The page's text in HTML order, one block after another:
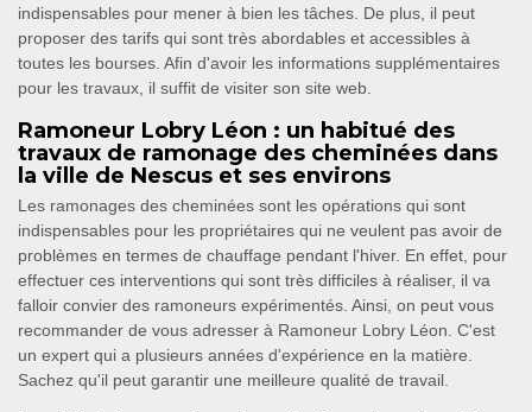
indispensables pour mener à bien les tâches. De plus, il peut
proposer des tarifs qui sont très abordables et accessibles à
toutes les bourses. Afin d'avoir les informations supplémentaires
pour les travaux, il suffit de visiter son site web.
Ramoneur Lobry Léon : un habitué des
travaux de ramonage des cheminées dans
la ville de Nescus et ses environs
Les ramonages des cheminées sont les opérations qui sont
indispensables pour les propriétaires qui ne veulent pas avoir de
problèmes en termes de chauffage pendant l'hiver. En effet, pour
effectuer ces interventions qui sont très difficiles à réaliser, il va
falloir convier des ramoneurs expérimentés. Ainsi, on peut vous
recommander de vous adresser à Ramoneur Lobry Léon. C'est
un expert qui a plusieurs années d'expérience en la matière.
Sachez qu'il peut garantir une meilleure qualité de travail.